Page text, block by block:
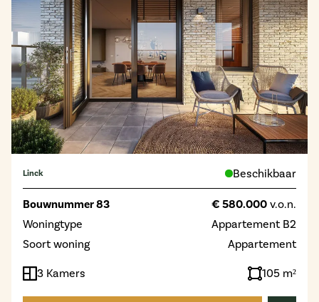
Linck Beschikbaar
Bouwnummer 83 € 580.000 v.o.n.
Woningtype
Appartement B2
Soort woning
Appartement
3 Kamers 105 m²